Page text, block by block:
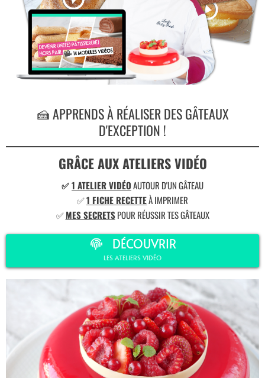
🍰 APPRENDS À RÉALISER DES GÂTEAUX
D'EXCEPTION !
GRÂCE AUX ATELIERS VIDÉO
✅1 ATELIER VIDÉOAUTOUR D'UN GÂTEAU
✅1 FICHE RECETTEÀ IMPRIMER
✅MES SECRETSPOUR RÉUSSIR TES GÂTEAUX
DÉCOUVRIR
LES ATELIERS VIDÉO